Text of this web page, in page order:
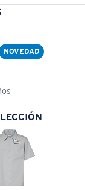
NOVEDAD